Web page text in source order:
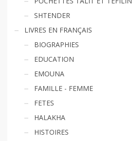
SHTENDER
LIVRES EN FRANÇAIS
BIOGRAPHIES
EDUCATION
EMOUNA
FAMILLE - FEMME
FETES
HALAKHA
HISTOIRES